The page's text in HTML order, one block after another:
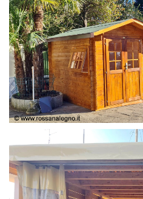
CASETTA E COPERTURA AUTO